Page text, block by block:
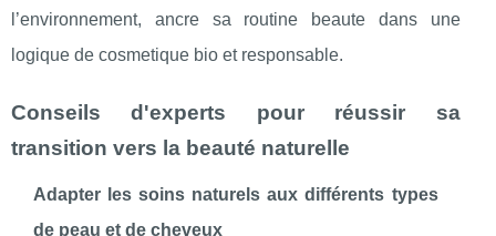
l’environnement, ancre sa routine beaute dans une
logique de cosmetique bio et responsable.
Conseils d'experts pour réussir sa
transition vers la beauté naturelle
Adapter les soins naturels aux différents types
de peau et de cheveux